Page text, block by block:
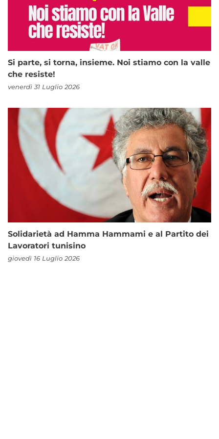
Si parte, si torna, insieme. Noi stiamo con la valle
che resiste!
venerdì 31 Luglio 2026
Solidarietà ad Hamma Hammami e al Partito dei
Lavoratori tunisino
giovedì 16 Luglio 2026